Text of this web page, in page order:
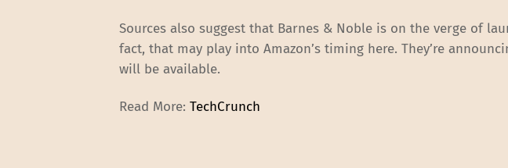
Sources also suggest that Barnes & Noble is on the verge of
fact, that may play into Amazon’s timing here. They’re
will be available.
Read More:TechCrunch